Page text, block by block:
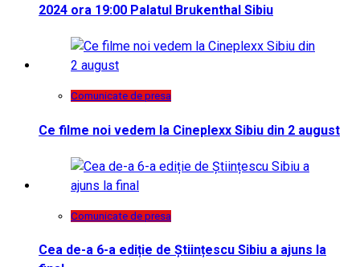
2024 ora 19:00 Palatul Brukenthal Sibiu
Comunicate de presa
Ce filme noi vedem la Cineplexx Sibiu din 2 august
Comunicate de presa
Cea de-a 6-a ediție de Științescu Sibiu a ajuns la